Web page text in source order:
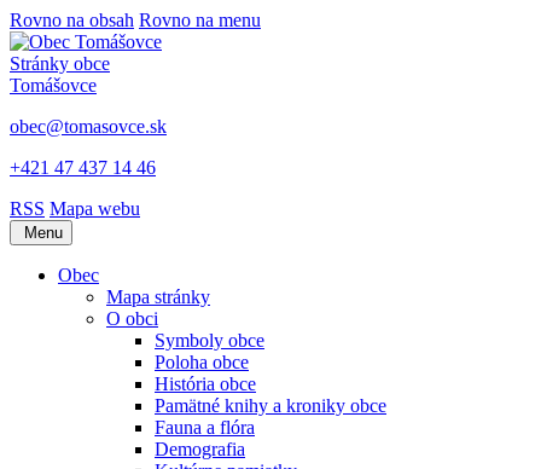
Rovno na obsah Rovno na menu
Stránky obce
Tomášovce
obec@tomasovce.sk
+421 47 437 14 46
RSS Mapa webu
Menu
Obec
Mapa stránky
O obci
Symboly obce
Poloha obce
História obce
Pamätné knihy a kroniky obce
Fauna a flóra
Demografia